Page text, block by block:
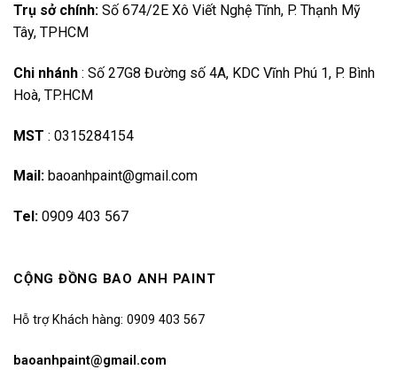
Trụ sở chính: Số 674/2E Xô Viết Nghệ Tĩnh, P. Thạnh Mỹ
Tây, TPHCM
Chi nhánh : Số 27G8 Đường số 4A, KDC Vĩnh Phú 1, P. Bình
Hoà, TP.HCM
MST : 0315284154
Mail: baoanhpaint@gmail.com
Tel: 0909 403 567
CỘNG ĐỒNG BAO ANH PAINT
Hỗ trợ Khách hàng: 0909 403 567
baoanhpaint@gmail.com